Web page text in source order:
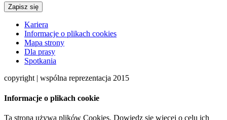
Kariera
Informacje o plikach cookies
Mapa strony
Dla prasy
Spotkania
copyright | wspólna reprezentacja 2015
Informacje o plikach cookie
Ta strona używa plików Cookies. Dowiedz się więcej o celu ich